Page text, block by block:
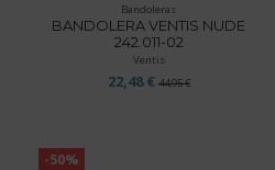
Bandoleras
BANDOLERA VENTIS NUDE
242.011-02
Ventis
22,48 € 44,95 €
-50%